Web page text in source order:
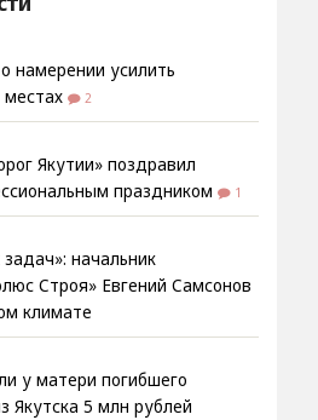
намерении усилить
2
Якутии» поздравил
праздником
1
начальник
Строя» Евгений Самсонов
климате
у матери погибшего
Якутска 5 млн рублей